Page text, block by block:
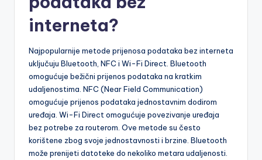
interneta?
Najpopularnije metode prijenosa podataka bez interneta
uključuju Bluetooth, NFC i Wi-Fi Direct. Bluetooth
omogućuje bežični prijenos podataka na kratkim
udaljenostima. NFC (Near Field Communication)
omogućuje prijenos podataka jednostavnim dodirom
uređaja. Wi-Fi Direct omogućuje povezivanje uređaja
bez potrebe za routerom. Ove metode su često
korištene zbog svoje jednostavnosti i brzine. Bluetooth
može prenijeti datoteke do nekoliko metara udaljenosti.